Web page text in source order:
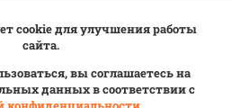
Сервис
Контакты
( ООО «Авангард»
cookie для улучшения работы
сайта.
вы соглашаетесь на
данных в соответствии с